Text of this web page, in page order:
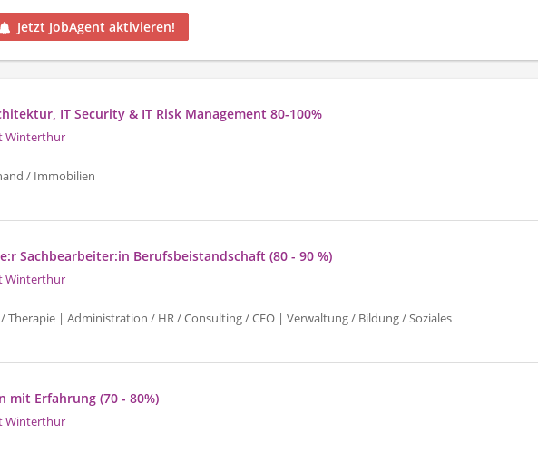
Jetzt JobAgent aktivieren!
IT Security & IT Risk Management 80-100%
Winterthur
/ Immobilien
Sachbearbeiter:in Berufsbeistandschaft (80 - 90 %)
Winterthur
Therapie | Administration / HR / Consulting / CEO | Verwaltung / Bildung / Soziales
mit Erfahrung (70 - 80%)
Winterthur